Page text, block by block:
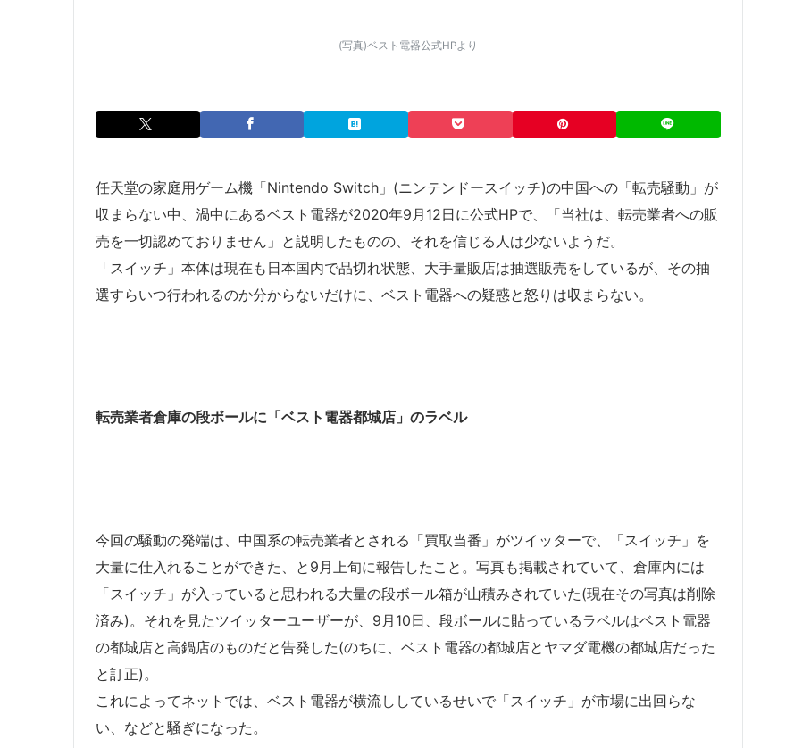
(写真)ベスト電器公式HPより
任天堂の家庭用ゲーム機「Nintendo Switch」(ニンテンドースイッチ)の中国への「転売騒動」が
収まらない中、渦中にあるベスト電器が2020年9月12日に公式HPで、「当社は、転売業者への販
売を一切認めておりません」と説明したものの、それを信じる人は少ないようだ。
「スイッチ」本体は現在も日本国内で品切れ状態、大手量販店は抽選販売をしているが、その抽
選すらいつ行われるのか分からないだけに、ベスト電器への疑惑と怒りは収まらない。
転売業者倉庫の段ボールに「ベスト電器都城店」のラベル
今回の騒動の発端は、中国系の転売業者とされる「買取当番」がツイッターで、「スイッチ」を
大量に仕入れることができた、と9月上旬に報告したこと。写真も掲載されていて、倉庫内には
「スイッチ」が入っていると思われる大量の段ボール箱が山積みされていた(現在その写真は削除
済み)。それを見たツイッターユーザーが、9月10日、段ボールに貼っているラベルはベスト電器
の都城店と高鍋店のものだと告発した(のちに、ベスト電器の都城店とヤマダ電機の都城店だった
と訂正)。
これによってネットでは、ベスト電器が横流ししているせいで「スイッチ」が市場に出回らな
い、などと騒ぎになった。